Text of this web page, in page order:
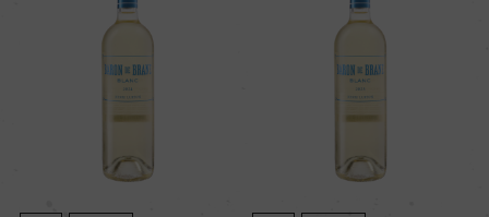
品質分類・原産地呼称
セントラル・レンジスG.I.